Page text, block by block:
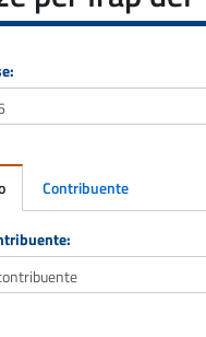
Contribuente